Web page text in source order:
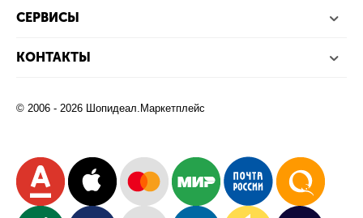
СЕРВИСЫ
КОНТАКТЫ
© 2006 - 2026 Шопидеал.Маркетплейс